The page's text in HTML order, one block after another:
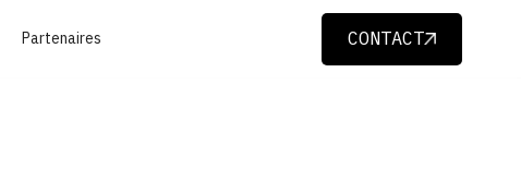
Partenaires
CONTACT
CONTACT